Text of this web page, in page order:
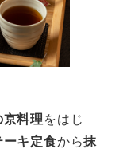
料理をはじ
キ定食から抹